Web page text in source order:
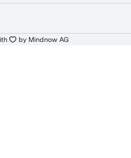
by Mindnow AG